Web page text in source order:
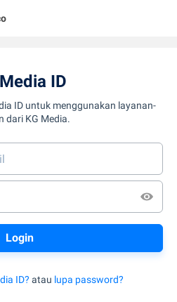
ID
ID untuk menggunakan layanan-
dari KG Media.
ID? atau lupa password?